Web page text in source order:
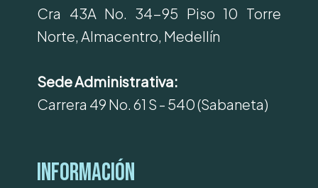
Cra 43A No. 34-95 Piso 10 Torre
Norte, Almacentro, Medellín
Sede Administrativa:
Carrera 49 No. 61 S - 540 (Sabaneta)
Información